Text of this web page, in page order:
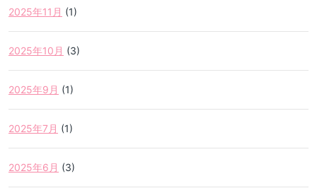
2025年11月 (1)
2025年10月 (3)
2025年9月 (1)
2025年7月 (1)
2025年6月 (3)